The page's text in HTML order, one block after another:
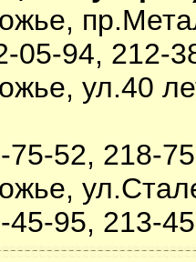
05-94, 212-
ул.40
52, 218-
45-95, 213-